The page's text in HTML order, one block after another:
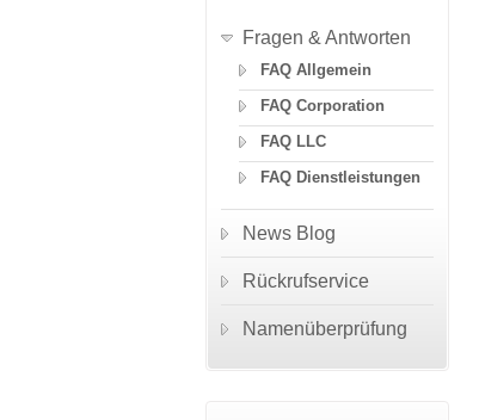
Fragen & Antworten
FAQ Allgemein
FAQ Corporation
FAQ LLC
FAQ Dienstleistungen
News Blog
Rückrufservice
Namenüberprüfung